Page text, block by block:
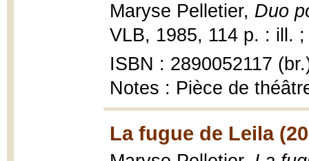
Maryse Pelletier, Duo
VLB, 1985, 114 p. : ill.
ISBN : 2890052117
Notes : Pièce de
La fugue de Leila